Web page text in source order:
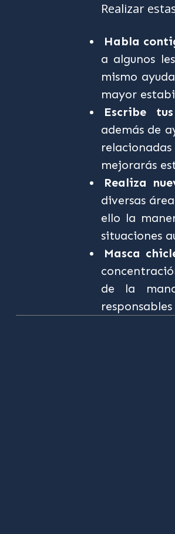
Realizar
Habla
a algunos
mismo
mayor
Escribe
además de
mejorarás
Realiza
diversas
ello la
situaciones
Masca
de la